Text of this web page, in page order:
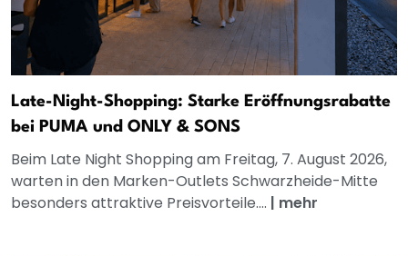
Late-Night-Shopping: Starke Eröffnungsrabatte
bei PUMA und ONLY & SONS
Beim Late Night Shopping am Freitag, 7. August 2026,
warten in den Marken-Outlets Schwarzheide-Mitte
besonders attraktive Preisvorteile.... | mehr